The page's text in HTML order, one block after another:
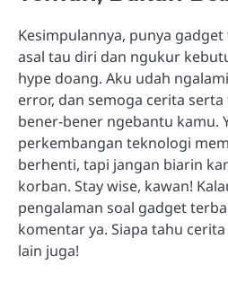
Kesimpulannya, punya
asal tau diri dan ngukur
hype doang. Aku udah
error, dan semoga cerita
bener-bener ngebantu kamu.
perkembangan teknologi
berhenti, tapi jangan biarin
korban. Stay wise, kawan!
pengalaman soal gadget
komentar ya. Siapa tahu
lain juga!